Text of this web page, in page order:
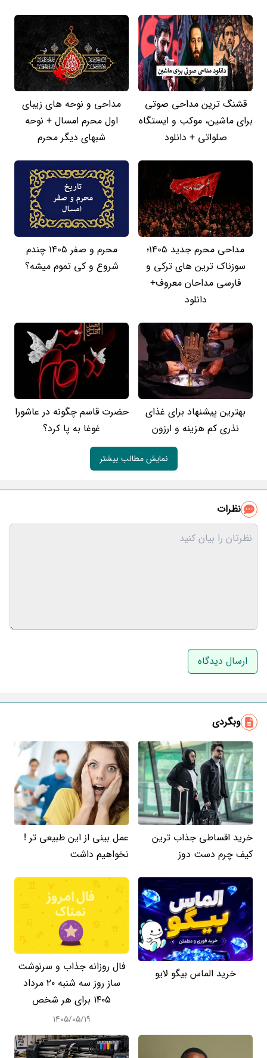
قشنگ ترین مداحی صوتی
برای ماشین، موکب و ایستگاه
صلواتی + دانلود
مداحی و نوحه های زیبای
اول محرم امسال + نوحه
شبهای دیگر محرم
مداحی محرم جدید 1405؛
سوزناک ترین های ترکی و
فارسی مداحان معروف+
دانلود
محرم و صفر 1405 چندم
شروع و کی تموم میشه؟
بهترین پیشنهاد برای غذای
نذری کم هزینه و ارزون
حضرت قاسم چگونه در عاشورا
غوغا به پا کرد؟
نمایش مطالب بیشتر
نظرات
نام و نام خانوادگی
وبگردی
خرید اقساطی جذاب ترین
کیف چرم دست دوز
عمل بینی از این طبیعی تر !
نخواهیم داشت
خرید الماس بیگو لایو
فال روزانه جذاب و سرنوشت
ساز روز سه شنبه ۲۰ مرداد
۱۴۰۵ برای هر شخص
۱۴۰۵/۰۵/۱۹